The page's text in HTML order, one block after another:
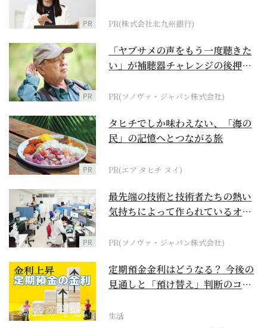
PR PR(株式会社北九州銀行)
PR
「ヤブサメの声をもう一度聴きた
い」が補聴器チャレンジの後押し
PR(ソノヴァ・ジャパン株式会社)
PR
タヒチでしか味わえない、「海の
民」の記憶へとつながる旅
PR(エア タヒチ ヌイ)
PR
最先端の技術と技術者たちの熱い
気持ちによって作られているオー
PR(ソノヴァ・ジャパン株式会社)
定期預金金利はどうなる？ 今後の
見通しと「預け替え」判断のコツ
生活